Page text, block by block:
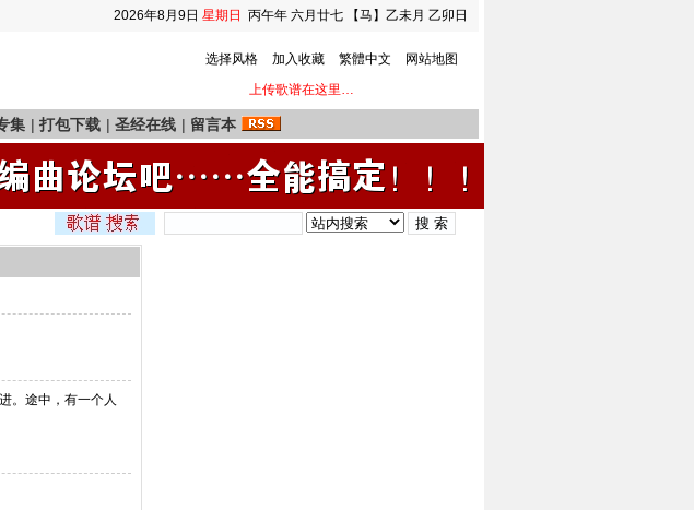
2026年8月9日 星期日 丙午年 六月廿七 【马】乙未月 乙卯日
选择风格 加入收藏 繁體中文
网站地图
上传歌谱在这里…
集 | 打包下载 | 圣经在线 | 留言本
。途中，有一个人